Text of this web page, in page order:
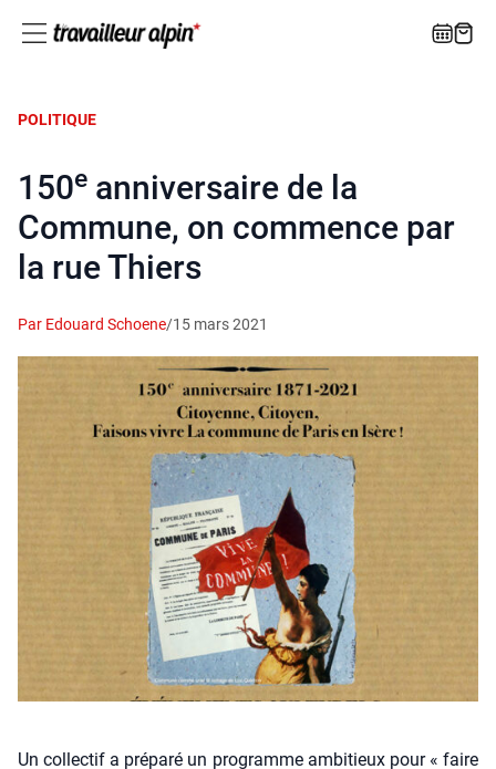
POLITIQUE
150e anniversaire de la
Commune, on commence par
la rue Thiers
Par Edouard Schoene/15 mars 2021
Un col­lec­tif a pré­pa­ré un pro­gramme ambi­tieux pour « faire